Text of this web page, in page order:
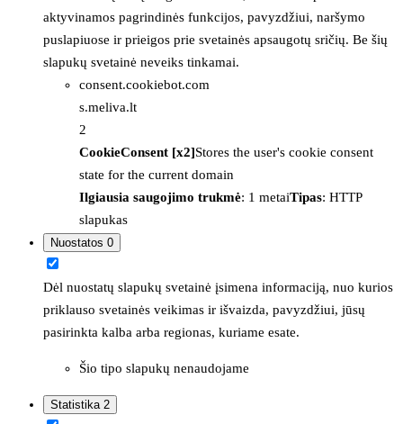
aktyvinamos pagrindinės funkcijos, pavyzdžiui, naršymo
puslapiuose ir prieigos prie svetainės apsaugotų sričių. Be šių
slapukų svetainė neveiks tinkamai.
consent.cookiebot.com
s.meliva.lt
2
CookieConsent [x2]Stores the user's cookie consent
state for the current domain
Ilgiausia saugojimo trukmė: 1 metaiTipas: HTTP
slapukas
Nuostatos 0
Dėl nuostatų slapukų svetainė įsimena informaciją, nuo kurios
priklauso svetainės veikimas ir išvaizda, pavyzdžiui, jūsų
pasirinkta kalba arba regionas, kuriame esate.
Šio tipo slapukų nenaudojame
Statistika 2